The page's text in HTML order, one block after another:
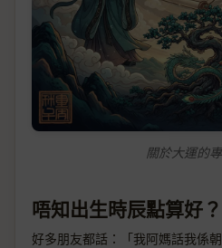
關於大運的
唔知出生時辰點算好？
好多朋友都話：「我阿媽話我係